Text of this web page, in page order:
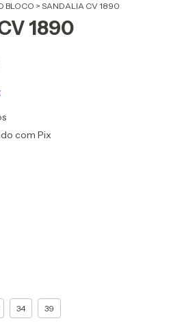
BLOCO > SANDALIA CV 1890
1890
com Pix
34 39